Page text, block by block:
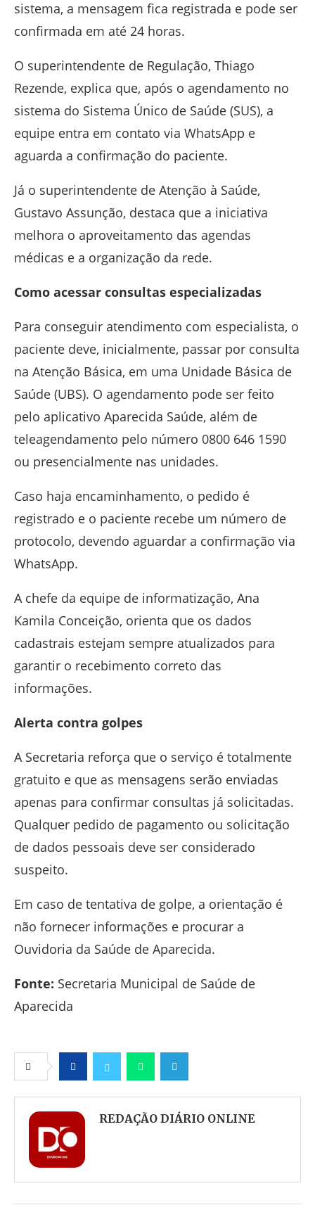
sistema, a mensagem fica registrada e pode ser
confirmada em até 24 horas.
O superintendente de Regulação, Thiago
Rezende, explica que, após o agendamento no
sistema do Sistema Único de Saúde (SUS), a
equipe entra em contato via WhatsApp e
aguarda a confirmação do paciente.
Já o superintendente de Atenção à Saúde,
Gustavo Assunção, destaca que a iniciativa
melhora o aproveitamento das agendas
médicas e a organização da rede.
Como acessar consultas especializadas
Para conseguir atendimento com especialista, o
paciente deve, inicialmente, passar por consulta
na Atenção Básica, em uma Unidade Básica de
Saúde (UBS). O agendamento pode ser feito
pelo aplicativo Aparecida Saúde, além de
teleagendamento pelo número 0800 646 1590
ou presencialmente nas unidades.
Caso haja encaminhamento, o pedido é
registrado e o paciente recebe um número de
protocolo, devendo aguardar a confirmação via
WhatsApp.
A chefe da equipe de informatização, Ana
Kamila Conceição, orienta que os dados
cadastrais estejam sempre atualizados para
garantir o recebimento correto das
informações.
Alerta contra golpes
A Secretaria reforça que o serviço é totalmente
gratuito e que as mensagens serão enviadas
apenas para confirmar consultas já solicitadas.
Qualquer pedido de pagamento ou solicitação
de dados pessoais deve ser considerado
suspeito.
Em caso de tentativa de golpe, a orientação é
não fornecer informações e procurar a
Ouvidoria da Saúde de Aparecida.
Fonte: Secretaria Municipal de Saúde de
Aparecida
FacebookTwitter WhatsappTelegram
REDAÇÃO DIÁRIO ONLINE